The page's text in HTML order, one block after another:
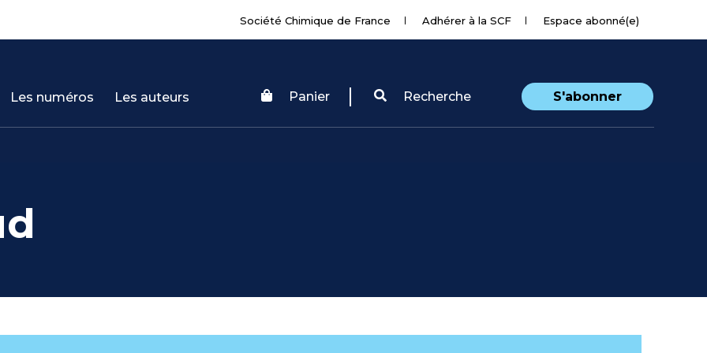
Société Chimique de France Adhérer à la SCF Espace abonné(e)
Les numéros Les auteurs Panier Recherche S'abonner